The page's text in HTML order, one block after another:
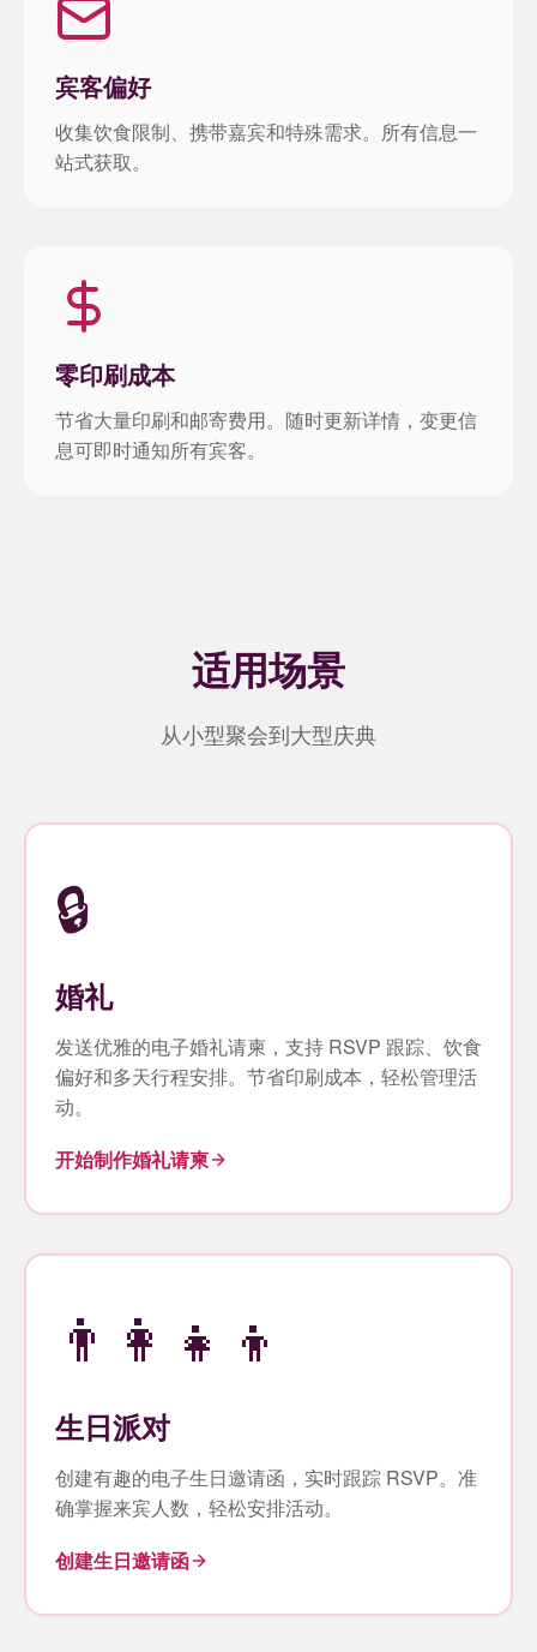
宾客偏好
收集饮食限制、携带嘉宾和特殊需求。所有信息一
站式获取。
零印刷成本
节省大量印刷和邮寄费用。随时更新详情，变更信
息可即时通知所有宾客。
适用场景
从小型聚会到大型庆典
🔒
婚礼
发送优雅的电子婚礼请柬，支持 RSVP 跟踪、饮食
偏好和多天行程安排。节省印刷成本，轻松管理活
动。
开始制作婚礼请柬
👨‍👩‍👧‍👦
生日派对
创建有趣的电子生日邀请函，实时跟踪 RSVP。准
确掌握来宾人数，轻松安排活动。
创建生日邀请函